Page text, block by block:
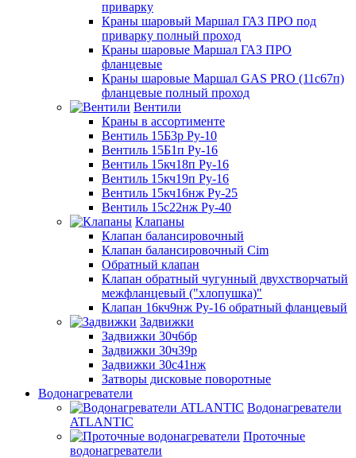
приварку
Краны шаровый Маршал ГАЗ ПРО под
приварку полный проход
Краны шаровые Маршал ГАЗ ПРО
фланцевые
Краны шаровые Маршал GAS PRO (11с67п)
фланцевые полный проход
Вентили
Краны в ассортименте
Вентиль 15Б3р Ру-10
Вентиль 15Б1п Ру-16
Вентиль 15кч18п Ру-16
Вентиль 15кч19п Ру-16
Вентиль 15кч16нж Ру-25
Вентиль 15с22нж Ру-40
Клапаны
Клапан балансировочный
Клапан балансировочный Cim
Обратный клапан
Клапан обратный чугунный двухстворчатый
межфланцевый ("хлопушка)"
Клапан 16кч9нж Ру-16 обратный фланцевый
Задвижки
Задвижки 30ч6бр
Задвижки 30ч39р
Задвижки 30с41нж
Затворы дисковые поворотные
Водонагреватели
Водонагреватели
ATLANTIC
Проточные
водонагреватели